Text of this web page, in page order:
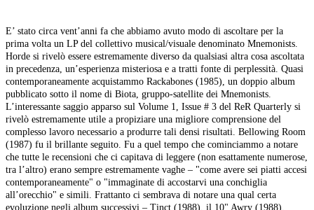
E’ stato circa vent’anni fa che abbiamo avuto modo di ascoltare per la
prima volta un LP del collettivo musical/visuale denominato Mnemonists.
Horde si rivelò essere estremamente diverso da qualsiasi altra cosa ascoltata
in precedenza, un’esperienza misteriosa e a tratti fonte di perplessità. Quasi
contemporaneamente acquistammo Rackabones (1985), un doppio album
pubblicato sotto il nome di Biota, gruppo-satellite dei Mnemonists.
L’interessante saggio apparso sul Volume 1, Issue # 3 del ReR Quarterly si
rivelò estremamente utile a propiziare una migliore comprensione del
complesso lavoro necessario a produrre tali densi risultati. Bellowing Room
(1987) fu il brillante seguito. Fu a quel tempo che cominciammo a notare
che tutte le recensioni che ci capitava di leggere (non esattamente numerose,
tra l’altro) erano sempre estremamente vaghe – "come avere sei piatti accesi
contemporaneamente" o "immaginate di accostarvi una conchiglia
all’orecchio" e simili. Frattanto ci sembrava di notare una qual certa
evoluzione negli album successivi – Tinct (1988), il 10" Awry (1988),